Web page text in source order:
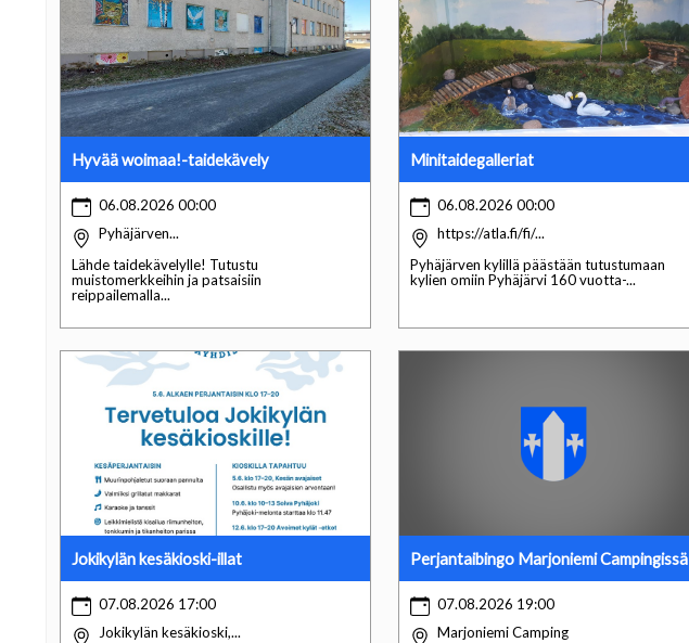
Hyvää woimaa!-taidekävely
06.08.2026 00:00
Pyhäjärven...
Lähde taidekävelylle! Tutustu
muistomerkkeihin ja patsaisiin
reippailemalla...
Minitaidegalleriat
06.08.2026 00:00
https://atla.fi/fi/...
Pyhäjärven kylillä päästään tutustumaan
kylien omiin Pyhäjärvi 160 vuotta-...
Jokikylän kesäkioski-illat
07.08.2026 17:00
Jokikylän kesäkioski,...
Perjantaibingo Marjoniemi Campingissä
07.08.2026 19:00
Marjoniemi Camping